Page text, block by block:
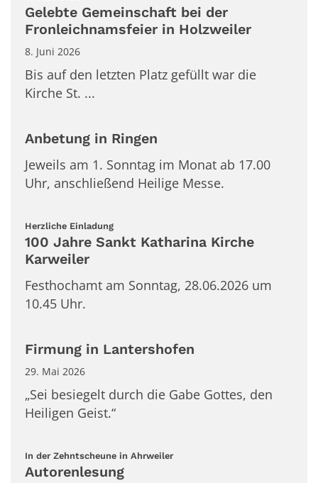
Gelebte Gemeinschaft bei der
Fronleichnamsfeier in Holzweiler
8. Juni 2026
Bis auf den letzten Platz gefüllt war die
Kirche St. ...
Anbetung in Ringen
Jeweils am 1. Sonntag im Monat ab 17.00
Uhr, anschließend Heilige Messe.
Herzliche Einladung:
100 Jahre Sankt Katharina Kirche
Karweiler
Festhochamt am Sonntag, 28.06.2026 um
10.45 Uhr.
Firmung in Lantershofen
29. Mai 2026
„Sei besiegelt durch die Gabe Gottes, den
Heiligen Geist.“
In der Zehntscheune in Ahrweiler:
Autorenlesung